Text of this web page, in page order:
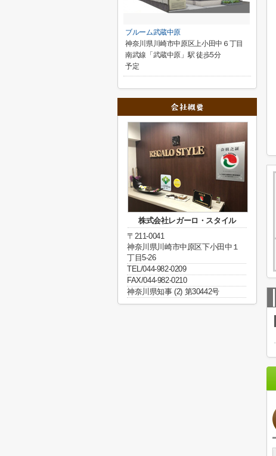
ブルーム武蔵中原
神奈川県川崎市中原区上小田中６丁目
南武線「武蔵中原」駅 徒歩5分
予定
株式会社レガーロ・スタイル
〒211-0041
神奈川県川崎市中原区下小田中１
丁目5-26
TEL/044-982-0209
FAX/044-982-0210
神奈川県知事 (2) 第30442号